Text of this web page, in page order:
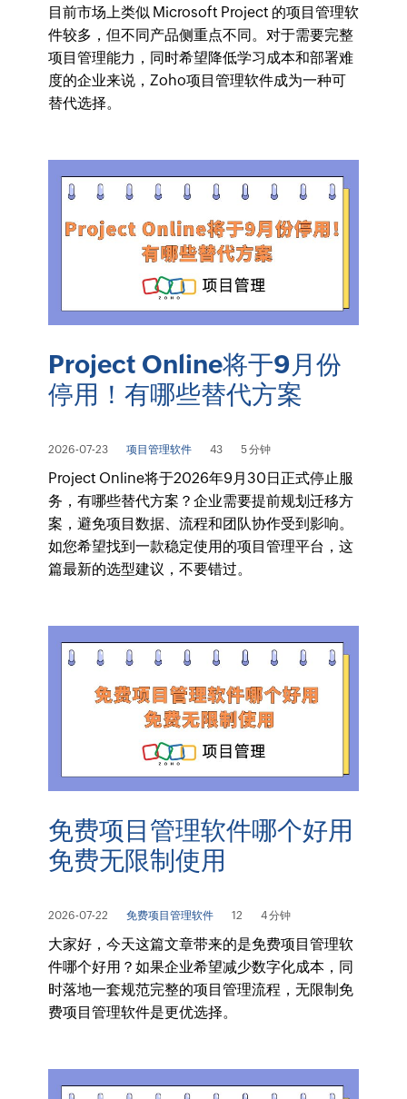
目前市场上类似 Microsoft Project 的项目管理软
件较多，但不同产品侧重点不同。对于需要完整
项目管理能力，同时希望降低学习成本和部署难
度的企业来说，Zoho项目管理软件成为一种可
替代选择。
Project Online将于9月份
停用！有哪些替代方案
2026-07-23 项目管理软件 43 5 分钟
Project Online将于2026年9月30日正式停止服
务，有哪些替代方案？企业需要提前规划迁移方
案，避免项目数据、流程和团队协作受到影响。
如您希望找到一款稳定使用的项目管理平台，这
篇最新的选型建议，不要错过。
免费项目管理软件哪个好用
免费无限制使用
2026-07-22 免费项目管理软件 12 4 分钟
大家好，今天这篇文章带来的是免费项目管理软
件哪个好用？如果企业希望减少数字化成本，同
时落地一套规范完整的项目管理流程，无限制免
费项目管理软件是更优选择。